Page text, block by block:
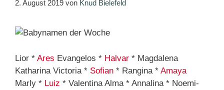
2. August 2019 von Knud Bielefeld
Lior * Ares Evangelos * Halvar * Magdalena
Katharina Victoria * Sofian * Rangina * Amaya
Marly * Luiz * Valentina Alma * Annalina * Noemi-